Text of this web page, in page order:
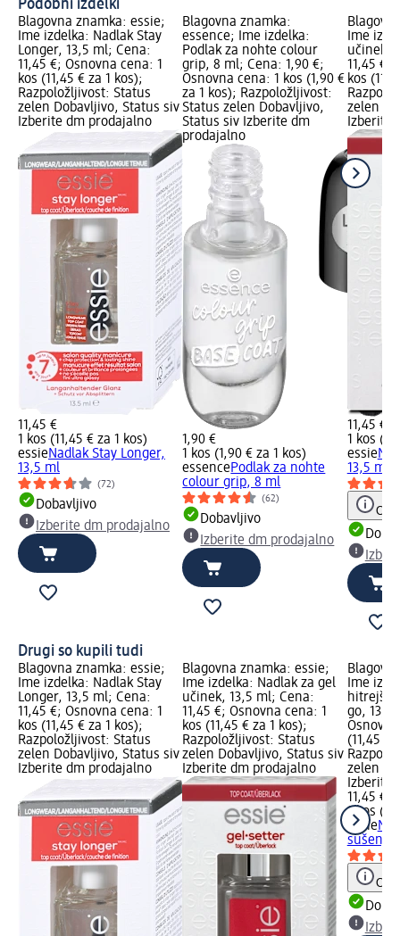
Podobni izdelki
Blagovna znamka: essie;
Ime izdelka: Nadlak Stay
Longer, 13,5 ml; Cena:
11,45 €; Osnovna cena: 1
kos (11,45 € za 1 kos);
Razpoložljivost: Status
zelen Dobavljivo, Status siv
Izberite dm prodajalno
11,45 €
1 kos (11,45 € za 1 kos)
essieNadlak Stay Longer,
13,5 ml
(72)
Dobavljivo
Izberite dm prodajalno
Blagovna znamka:
essence; Ime izdelka:
Podlak za nohte colour
grip, 8 ml; Cena: 1,90 €;
Osnovna cena: 1 kos (1,90 €
za 1 kos); Razpoložljivost:
Status zelen Dobavljivo,
Status siv Izberite dm
prodajalno
1,90 €
1 kos (1,90 € za 1 kos)
essencePodlak za nohte
colour grip, 8 ml
(62)
Dobavljivo
Izberite dm prodajalno
Ime
učinek,
11,45 €;
kos
zelen
Izberite
11,45 €
1 kos
essie
13,5 ml
Drugi so kupili tudi
Blagovna znamka: essie;
Ime izdelka: Nadlak Stay
Longer, 13,5 ml; Cena:
11,45 €; Osnovna cena: 1
kos (11,45 € za 1 kos);
Razpoložljivost: Status
zelen Dobavljivo, Status siv
Izberite dm prodajalno
Blagovna znamka: essie;
Ime izdelka: Nadlak za gel
učinek, 13,5 ml; Cena:
11,45 €; Osnovna cena: 1
kos (11,45 € za 1 kos);
Razpoložljivost: Status
zelen Dobavljivo, Status siv
Izberite dm prodajalno
Ime
hitrejše
go, 13,5
(11,45 €
zelen
Izberite
11,45 €
1 kos
essie
sušenje